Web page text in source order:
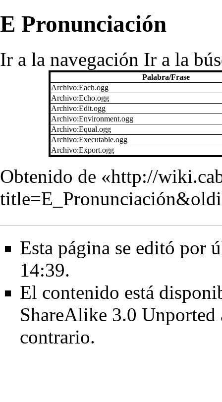
E Pronunciación
Ir a la navegación Ir a la
Palabra/Frase
Archivo:Each.ogg
Archivo:Echo.ogg
Archivo:Edit.ogg
Archivo:Environment.ogg
Archivo:Equal.ogg
Archivo:Executable.ogg
Archivo:Export.ogg
Obtenido de «http://
Esta página se editó por
14:39.
El contenido está
ShareAlike 3.0 Unported
contrario.